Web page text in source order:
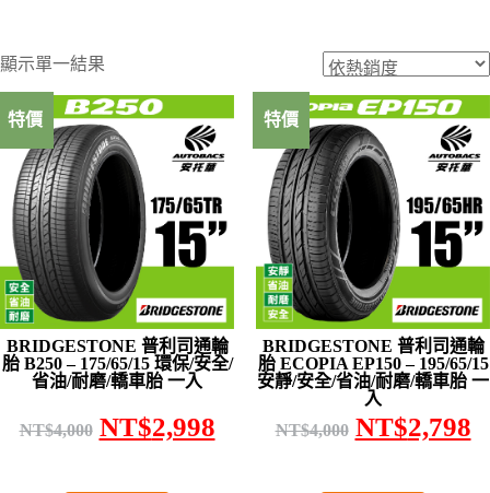
顯示單一結果
特價
BRIDGESTONE 普利司通輪
胎 B250 – 175/65/15 環保/安全/
省油/耐磨/轎車胎 一入
NT$4,000 NT$2,998
特價
BRIDGESTONE 普利司通輪
胎 ECOPIA EP150 – 195/65/15
安靜/安全/省油/耐磨/轎車胎 一
入
NT$4,000 NT$2,798